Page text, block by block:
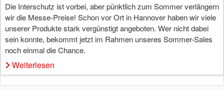
Die Interschutz ist vorbei, aber pünktlich zum Sommer verlängern
wir die Messe-Preise! Schon vor Ort in Hannover haben wir viele
unserer Produkte stark vergünstigt angeboten. Wer nicht dabei
sein konnte, bekommt jetzt im Rahmen unseres Sommer-Sales
noch einmal die Chance.
Weiterlesen